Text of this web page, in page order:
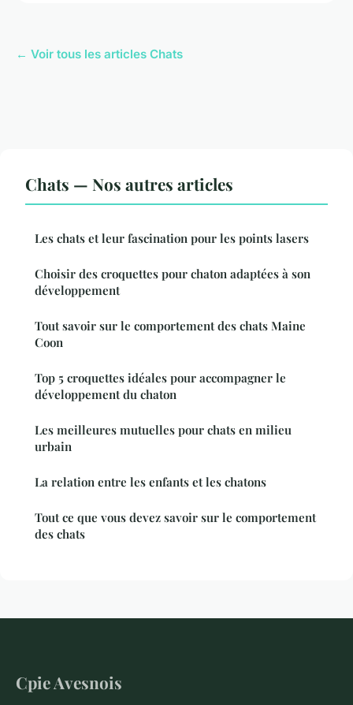
← Voir tous les articles Chats
Chats — Nos autres articles
Les chats et leur fascination pour les points lasers
Choisir des croquettes pour chaton adaptées à son
développement
Tout savoir sur le comportement des chats Maine
Coon
Top 5 croquettes idéales pour accompagner le
développement du chaton
Les meilleures mutuelles pour chats en milieu
urbain
La relation entre les enfants et les chatons
Tout ce que vous devez savoir sur le comportement
des chats
Cpie Avesnois